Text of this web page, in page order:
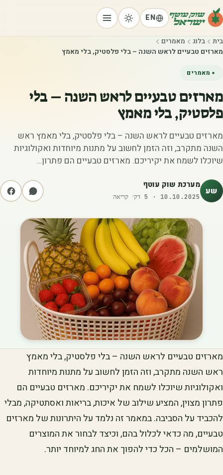
EN
בית בלוג
מאמרים
מארזים טבעיים לראש השנה – בלי פלסטיק, בלי מאמץ
מאמרים
מארזים טבעיים לראש השנה – בלי
פלסטיק, בלי מאמץ
מארזים טבעיים לראש השנה – בלי פלסטיק, בלי מאמץ ראש
השנה מתקרב, וזה הזמן לחשוב על מתנות מיוחדות ואקולוגיות
שיוכלו לשמח את יקיריכם. מארזים טבעיים הם פתרון…
שע מערכת שוק עוטף
10.10.2025
·
5 דק׳ קריאה
מארזים טבעיים לראש השנה – בלי פלסטיק, בלי מאמץ
ראש השנה מתקרב, וזה הזמן לחשוב על מתנות מיוחדות
ואקולוגיות שיוכלו לשמח את יקיריכם. מארזים טבעיים הם
פתרון מצוין, המציע שילוב של איכות, בריאות ואסתטיקה, מבלי
להכביד על הסביבה. במאמר זה נלמד על היתרונות של מארזים
טבעיים, מה כדאי לכלול בהם, וכיצד לבחור את המוצרים
המושלמים – הכל כדי להפוך את החג למיוחד יותר.